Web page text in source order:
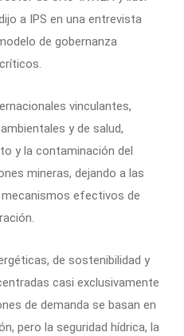
a IPS en una entrevista
de gobernanza
vinculantes,
y de salud,
y la contaminación del
mineras, dejando a las
efectivos de
de sostenibilidad y
casi exclusivamente
de demanda se basan en
pero la seguridad hídrica, la